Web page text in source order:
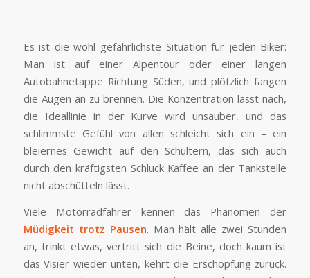
Es ist die wohl gefährlichste Situation für jeden Biker:
Man ist auf einer Alpentour oder einer langen
Autobahnetappe Richtung Süden, und plötzlich fangen
die Augen an zu brennen. Die Konzentration lässt nach,
die Ideallinie in der Kurve wird unsauber, und das
schlimmste Gefühl von allen schleicht sich ein – ein
bleiernes Gewicht auf den Schultern, das sich auch
durch den kräftigsten Schluck Kaffee an der Tankstelle
nicht abschütteln lässt.
Viele Motorradfahrer kennen das Phänomen der
Müdigkeit trotz Pausen. Man hält alle zwei Stunden
an, trinkt etwas, vertritt sich die Beine, doch kaum ist
das Visier wieder unten, kehrt die Erschöpfung zurück.